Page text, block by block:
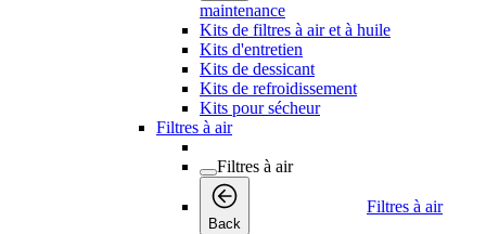
maintenance
Kits de filtres à air et à huile
Kits d'entretien
Kits de dessicant
Kits de refroidissement
Kits pour sécheur
Filtres à air
Filtres à air
Back
Filtres à air